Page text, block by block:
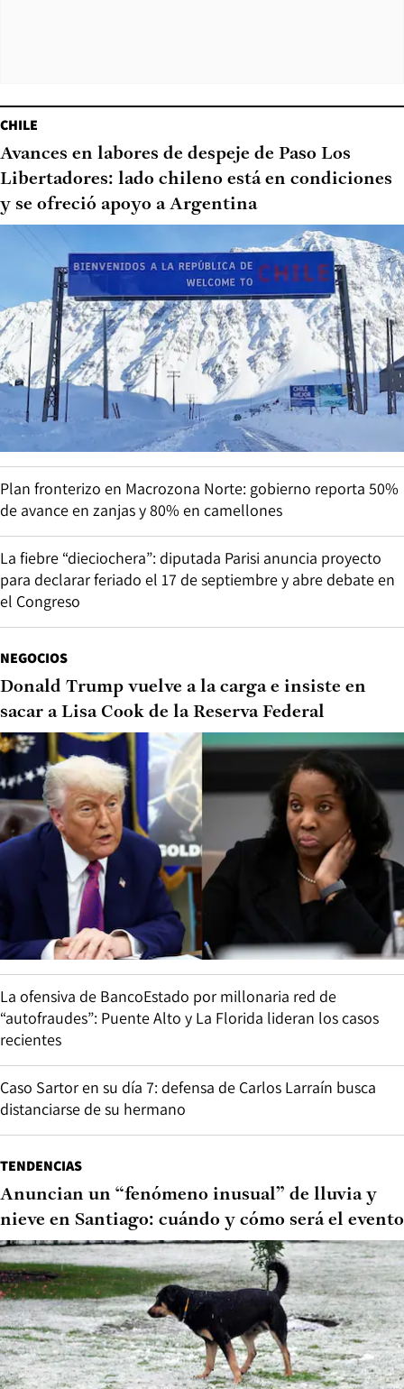
CHILE
Avances en labores de despeje de Paso Los
Libertadores: lado chileno está en condiciones
y se ofreció apoyo a Argentina
Plan fronterizo en Macrozona Norte: gobierno reporta 50%
de avance en zanjas y 80% en camellones
La fiebre “dieciochera”: diputada Parisi anuncia proyecto
para declarar feriado el 17 de septiembre y abre debate en
el Congreso
NEGOCIOS
Donald Trump vuelve a la carga e insiste en
sacar a Lisa Cook de la Reserva Federal
La ofensiva de BancoEstado por millonaria red de
“autofraudes”: Puente Alto y La Florida lideran los casos
recientes
Caso Sartor en su día 7: defensa de Carlos Larraín busca
distanciarse de su hermano
TENDENCIAS
Anuncian un “fenómeno inusual” de lluvia y
nieve en Santiago: cuándo y cómo será el evento